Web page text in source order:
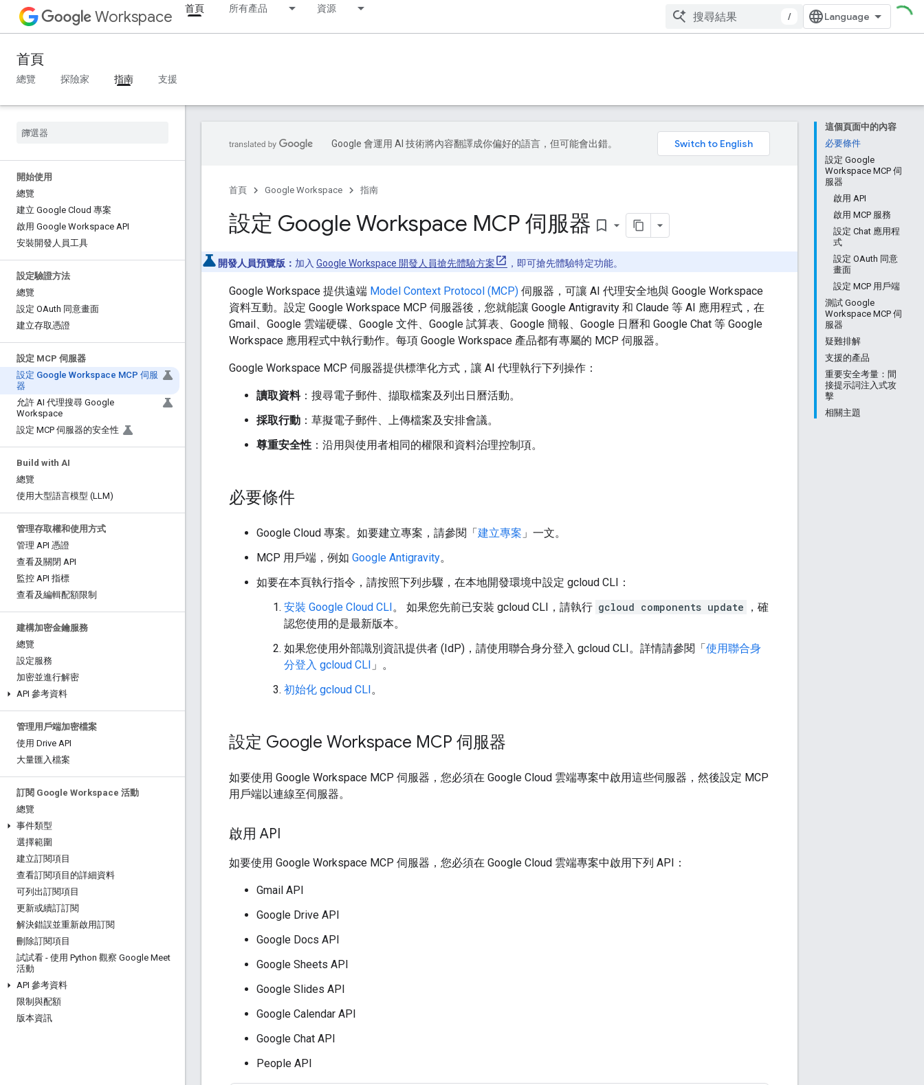
Workspace 首頁 所有產品 資源
/
首頁
總覽 探險家 指南 支援
開始使用
總覽
建立 Google Cloud 專案
啟用 Google Workspace API
安裝開發人員工具
設定驗證方法
總覽
設定 OAuth 同意畫面
建立存取憑證
設定 MCP 伺服器
設定 Google Workspace MCP 伺服
器
允許 AI 代理搜尋 Google
Workspace
設定 MCP 伺服器的安全性
Build with AI
總覽
使用大型語言模型 (LLM)
管理存取權和使用方式
管理 API 憑證
查看及關閉 API
監控 API 指標
查看及編輯配額限制
建構加密金鑰服務
總覽
設定服務
加密並進行解密
API 參考資料
管理用戶端加密檔案
使用 Drive API
大量匯入檔案
訂閱 Google Workspace 活動
總覽
事件類型
選擇範圍
建立訂閱項目
查看訂閱項目的詳細資料
可列出訂閱項目
更新或續訂訂閱
解決錯誤並重新啟用訂閱
刪除訂閱項目
試試看 - 使用 Python 觀察 Google Meet
活動
API 參考資料
限制與配額
版本資訊
這個頁面中的內容
必要條件
設定 Google
Workspace MCP 伺
服器
啟用 API
啟用 MCP 服務
設定 Chat 應用程
式
設定 OAuth 同意
畫面
設定 MCP 用戶端
測試 Google
Workspace MCP 伺
服器
疑難排解
支援的產品
重要安全考量：間
接提示詞注入式攻
擊
相關主題
Google 會運用 AI 技術將內容翻譯成你偏好的語言，但可能會出錯。
首頁 Google Workspace 指南
設定 Google Workspace MCP 伺服器 bookmark_border
開發人員預覽版： 加入 Google Workspace 開發人員搶先體驗方案 ，即可搶先體驗特定功能。
Google Workspace 提供遠端 Model Context Protocol (MCP) 伺服器，可讓 AI 代理安全地與 Google Workspace
資料互動。設定 Google Workspace MCP 伺服器後，您就能讓 Google Antigravity 和 Claude 等 AI 應用程式，在
Gmail、Google 雲端硬碟、Google 文件、Google 試算表、Google 簡報、Google 日曆和 Google Chat 等 Google
Workspace 應用程式中執行動作。每項 Google Workspace 產品都有專屬的 MCP 伺服器。
Google Workspace MCP 伺服器提供標準化方式，讓 AI 代理執行下列操作：
讀取資料：搜尋電子郵件、擷取檔案及列出日曆活動。
採取行動 ：草擬電子郵件、上傳檔案及安排會議。
尊重安全性 ：沿用與使用者相同的權限和資料治理控制項。
必要條件
Google Cloud 專案。如要建立專案，請參閱「建立專案 」一文。
MCP 用戶端，例如 Google Antigravity。
如要在本頁執行指令，請按照下列步驟，在本地開發環境中設定 gcloud CLI：
安裝 Google Cloud CLI。 如果您先前已安裝 gcloud CLI，請執行 gcloud components update
，確
認您使用的是最新版本。
如果您使用外部識別資訊提供者 (IdP)，請使用聯合身分登入 gcloud CLI。詳情請參閱「使用聯合身
分登入 gcloud CLI 」。
初始化 gcloud CLI。
設定 Google Workspace MCP 伺服器
如要使用 Google Workspace MCP 伺服器，您必須在 Google Cloud 雲端專案中啟用這些伺服器，然後設定 MCP
用戶端以連線至伺服器。
啟用 API
如要使用 Google Workspace MCP 伺服器，您必須在 Google Cloud 雲端專案中啟用下列 API：
Gmail API
Google Drive API
Google Docs API
Google Sheets API
Google Slides API
Google Calendar API
Google Chat API
People API